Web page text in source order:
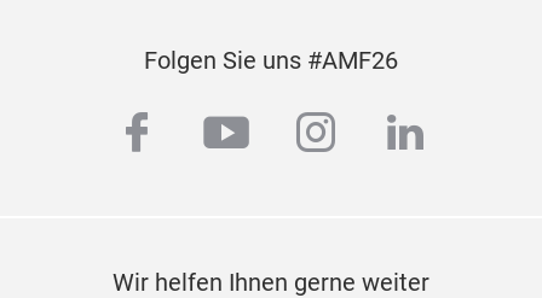
Folgen Sie uns #AMF26
facebook
youtubeinstagram
linkedin
Wir helfen Ihnen gerne weiter